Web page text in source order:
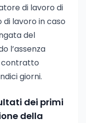
di lavoro di
lavoro in caso
del
l’assenza
contratto
giorni.
dei primi
della